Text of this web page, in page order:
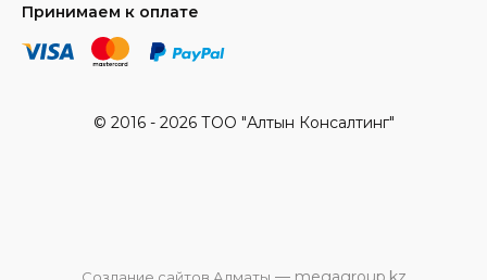
Принимаем к оплате
© 2016 - 2026 ТОО "Алтын Консалтинг"